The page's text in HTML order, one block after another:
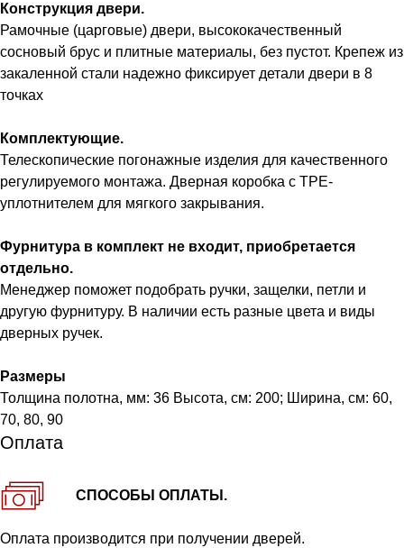
Конструкция двери.
Рамочные (царговые) двери, высококачественный
сосновый брус и плитные материалы, без пустот. Крепеж из
закаленной стали надежно фиксирует детали двери в 8
точках
Комплектующие.
Телескопические погонажные изделия для качественного
регулируемого монтажа. Дверная коробка с TPE-
уплотнителем для мягкого закрывания.
Фурнитура в комплект не входит, приобретается
отдельно.
Менеджер поможет подобрать ручки, защелки, петли и
другую фурнитуру. В наличии есть разные цвета и виды
дверных ручек.
Размеры
Толщина полотна, мм: 36 Высота, см: 200; Ширина, см: 60,
70, 80, 90
Оплата
СПОСОБЫ ОПЛАТЫ.
Оплата производится при получении дверей.